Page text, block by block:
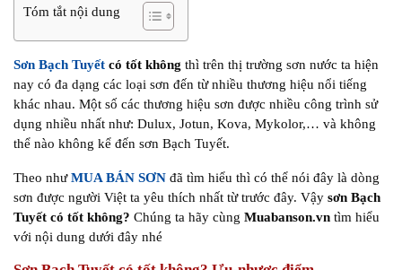
Tóm tắt nội dung
Sơn Bạch Tuyết có tốt không thì trên thị trường sơn nước ta hiện
nay có đa dạng các loại sơn đến từ nhiều thương hiệu nổi tiếng
khác nhau. Một số các thương hiệu sơn được nhiều công trình sử
dụng nhiều nhất như: Dulux, Jotun, Kova, Mykolor,… và không
thể nào không kể đến sơn Bạch Tuyết.
Theo nhưMUA BÁN SƠN đã tìm hiểu thì có thể nói đây là dòng
sơn được người Việt ta yêu thích nhất từ trước đây. Vậy sơn Bạch
Tuyết có tốt không? Chúng ta hãy cùng Muabanson.vn tìm hiểu
với nội dung dưới đây nhé